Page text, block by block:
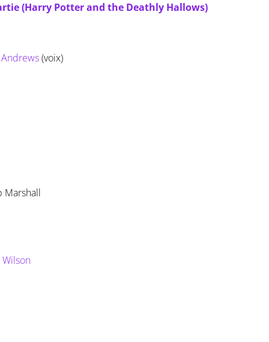
(Harry Potter and the Deathly Hallows)
(voix)
Marshall